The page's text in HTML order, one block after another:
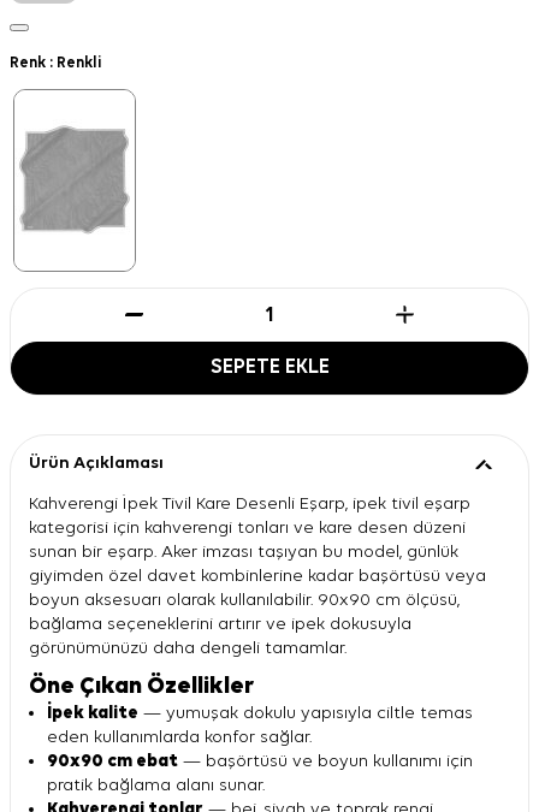
Renk : Renkli
SEPETE EKLE
Ürün Açıklaması
Kahverengi İpek Tivil Kare Desenli Eşarp, ipek tivil eşarp
kategorisi için kahverengi tonları ve kare desen düzeni
sunan bir eşarp. Aker imzası taşıyan bu model, günlük
giyimden özel davet kombinlerine kadar başörtüsü veya
boyun aksesuarı olarak kullanılabilir. 90x90 cm ölçüsü,
bağlama seçeneklerini artırır ve ipek dokusuyla
görünümünüzü daha dengeli tamamlar.
Öne Çıkan Özellikler
İpek kalite — yumuşak dokulu yapısıyla ciltle temas
eden kullanımlarda konfor sağlar.
90x90 cm ebat — başörtüsü ve boyun kullanımı için
pratik bağlama alanı sunar.